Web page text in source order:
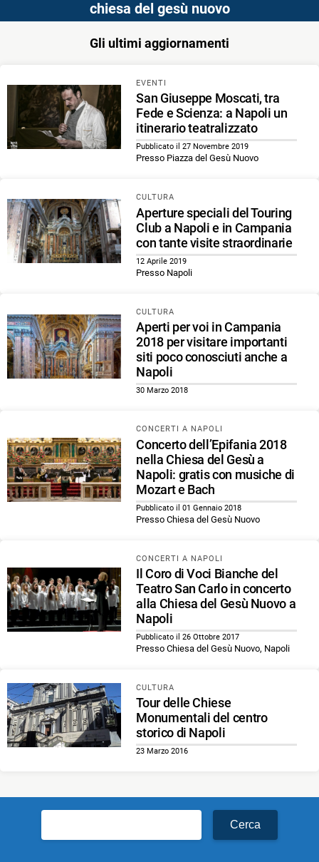
chiesa del gesù nuovo
Gli ultimi aggiornamenti
EVENTI
San Giuseppe Moscati, tra
Fede e Scienza: a Napoli un
itinerario teatralizzato
Pubblicato il 27 Novembre 2019
Presso Piazza del Gesù Nuovo
CULTURA
Aperture speciali del Touring
Club a Napoli e in Campania
con tante visite straordinarie
12 Aprile 2019
Presso Napoli
CULTURA
Aperti per voi in Campania
2018 per visitare importanti
siti poco conosciuti anche a
Napoli
30 Marzo 2018
CONCERTI A NAPOLI
Concerto dell’Epifania 2018
nella Chiesa del Gesù a
Napoli: gratis con musiche di
Mozart e Bach
Pubblicato il 01 Gennaio 2018
Presso Chiesa del Gesù Nuovo
CONCERTI A NAPOLI
Il Coro di Voci Bianche del
Teatro San Carlo in concerto
alla Chiesa del Gesù Nuovo a
Napoli
Pubblicato il 26 Ottobre 2017
Presso Chiesa del Gesù Nuovo, Napoli
CULTURA
Tour delle Chiese
Monumentali del centro
storico di Napoli
23 Marzo 2016
per: